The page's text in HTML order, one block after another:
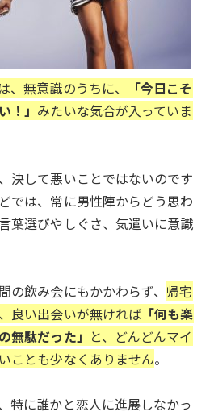
、無意識のうちに、
「今日こそ
！」 みたいな気合が入っていま
決して悪いことではないのです
では、常に男性陣からどう思わ
葉選びやしぐさ、気遣いに意識
の飲み会にもかかわらず、 帰宅
良い出会いが無ければ 「何も楽
無駄だった」 と、どんどんマイ
ことも少なくありません。
特に誰かと恋人に進展しなかっ